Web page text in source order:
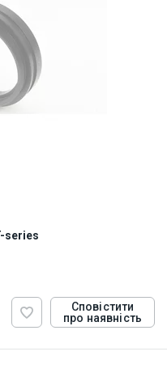
series
Сповістити
про наявність